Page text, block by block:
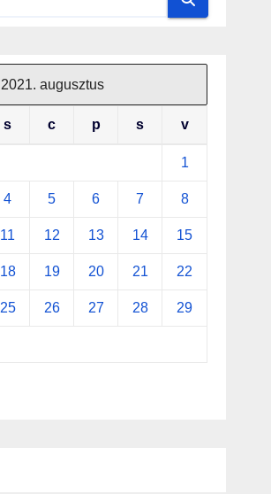
2021. augusztus
s c p s v
1
4 5 6 7 8
11 12 13 14 15
18 19 20 21 22
25 26 27 28 29